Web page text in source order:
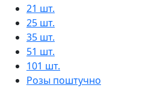
21 шт.
25 шт.
35 шт.
51 шт.
101 шт.
Розы поштучно